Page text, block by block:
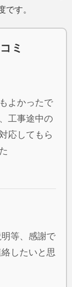
です。
ミ
よかったで
工事途中の
応してもら
等、感謝で
したいと思